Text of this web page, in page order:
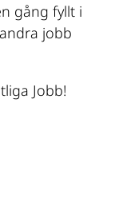
gång fyllt i
jobb
Jobb!